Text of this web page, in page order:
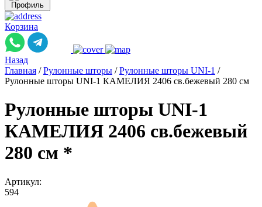
Профиль
Корзина
Назад
Главная / Рулонные шторы / Рулонные шторы UNI-1 /
Рулонные шторы UNI-1 КАМЕЛИЯ 2406 св.бежевый 280 см
Рулонные шторы UNI-1
КАМЕЛИЯ 2406 св.бежевый
280 см *
Артикул:
594